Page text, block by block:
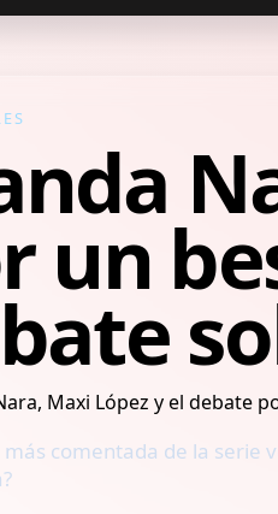
un
más comentada de la serie